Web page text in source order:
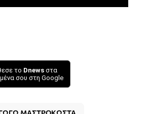
το Dnews στα
σου στη Google